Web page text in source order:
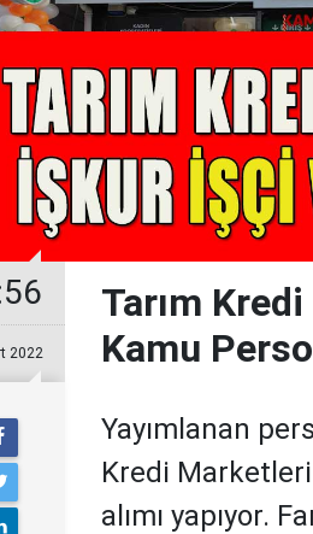
2022
Tarım
Kamu
Yayımlanan
Kredi
alımı yapıyor.